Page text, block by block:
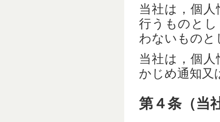
当社は，個
行うものと
わないものと
当社は，個
かじめ通知又
第４条（当